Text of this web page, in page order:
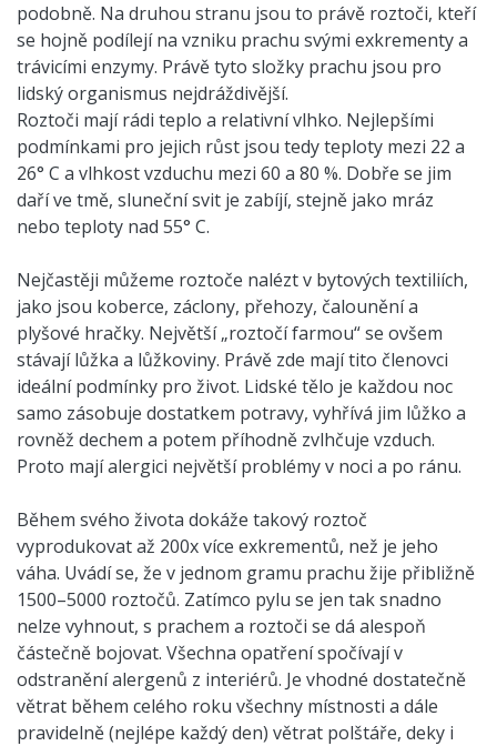
podobně. Na druhou stranu jsou to právě roztoči, kteří
se hojně podílejí na vzniku prachu svými exkrementy a
trávicími enzymy. Právě tyto složky prachu jsou pro
lidský organismus nejdráždivější.
Roztoči mají rádi teplo a relativní vlhko. Nejlepšími
podmínkami pro jejich růst jsou tedy teploty mezi 22 a
26° C a vlhkost vzduchu mezi 60 a 80 %. Dobře se jim
daří ve tmě, sluneční svit je zabíjí, stejně jako mráz
nebo teploty nad 55° C.
Nejčastěji můžeme roztoče nalézt v bytových textiliích,
jako jsou koberce, záclony, přehozy, čalounění a
plyšové hračky. Největší „roztočí farmou“ se ovšem
stávají lůžka a lůžkoviny. Právě zde mají tito členovci
ideální podmínky pro život. Lidské tělo je každou noc
samo zásobuje dostatkem potravy, vyhřívá jim lůžko a
rovněž dechem a potem příhodně zvlhčuje vzduch.
Proto mají alergici největší problémy v noci a po ránu.
Během svého života dokáže takový roztoč
vyprodukovat až 200x více exkrementů, než je jeho
váha. Uvádí se, že v jednom gramu prachu žije přibližně
1500–5000 roztočů. Zatímco pylu se jen tak snadno
nelze vyhnout, s prachem a roztoči se dá alespoň
částečně bojovat. Všechna opatření spočívají v
odstranění alergenů z interiérů. Je vhodné dostatečně
větrat během celého roku všechny místnosti a dále
pravidelně (nejlépe každý den) větrat polštáře, deky i